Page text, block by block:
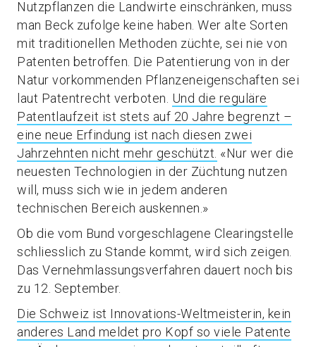
Nutzpflanzen die Landwirte einschränken, muss
man Beck zufolge keine haben. Wer alte Sorten
mit traditionellen Methoden züchte, sei nie von
Patenten betroffen. Die Patentierung von in der
Natur vorkommenden Pflanzeneigenschaften sei
laut Patentrecht verboten. Und die reguläre
Patentlaufzeit ist stets auf 20 Jahre begrenzt –
eine neue Erfindung ist nach diesen zwei
Jahrzehnten nicht mehr geschützt. «Nur wer die
neuesten Technologien in der Züchtung nutzen
will, muss sich wie in jedem anderen
technischen Bereich auskennen.»
Ob die vom Bund vorgeschlagene Clearingstelle
schliesslich zu Stande kommt, wird sich zeigen.
Das Vernehmlassungsverfahren dauert noch bis
zu 12. September.
Die Schweiz ist Innovations-Weltmeisterin, kein
anderes Land meldet pro Kopf so viele Patente